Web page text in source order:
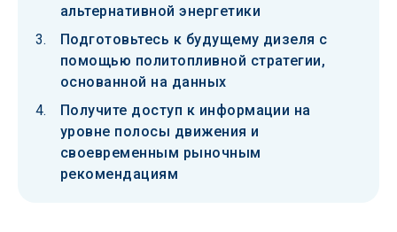
альтернативной энергетики
Подготовьтесь к будущему дизеля с
помощью политопливной стратегии,
основанной на данных
Получите доступ к информации на
уровне полосы движения и
своевременным рыночным
рекомендациям